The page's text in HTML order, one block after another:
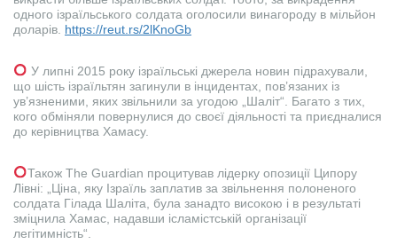
одного ізраїльського солдата оголосили винагороду в мільйон
доларів. https://reut.rs/2lKnoGb
У липні 2015 року ізраїльські джерела новин підрахували,
що шість ізраїльтян загинули в інцидентах, пов’язаних із
ув’язненими, яких звільнили за угодою „Шаліт“. Багато з тих,
кого обміняли повернулися до своєї діяльності та приєдналися
до керівництва Хамасу.
Також The Guardian процитував лідерку опозиції Ципору
Лівні: „Ціна, яку Ізраїль заплатив за звільнення полоненого
солдата Гілада Шаліта, була занадто високою і в результаті
зміцнила Хамас, надавши ісламістській організації
легітимність“.